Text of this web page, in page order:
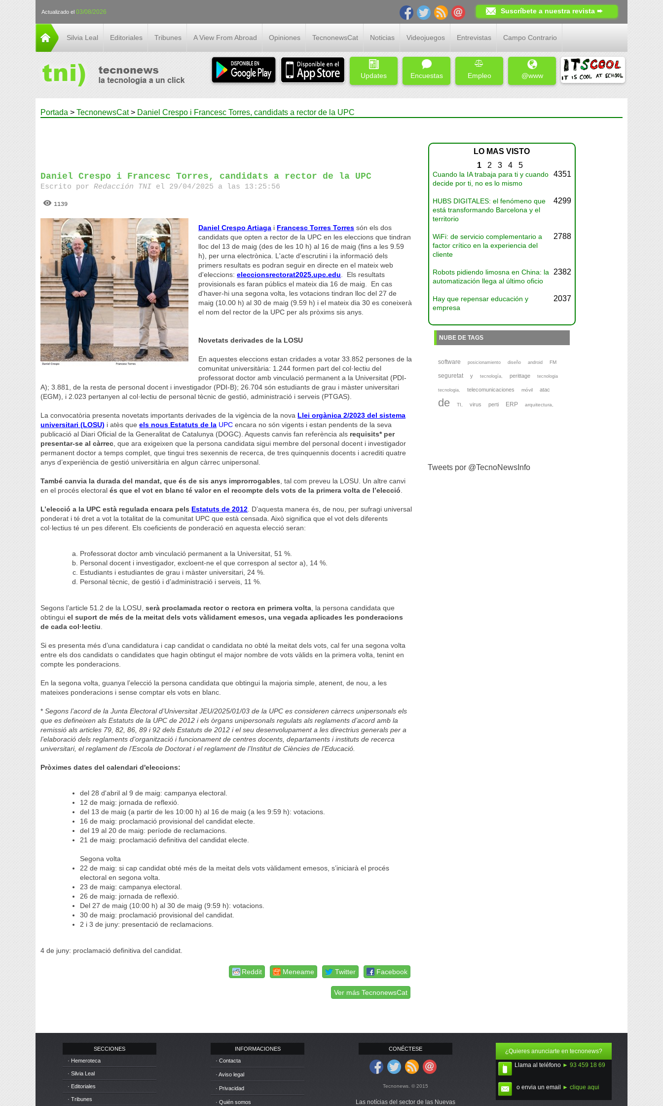
Actualizado el 03/08/2026 Suscríbete a nuestra revista ➨
Silvia Leal Editoriales Tribunes A View From Abroad Opiniones TecnonewsCat Noticias Videojuegos Entrevistas Campo Contrario
Updates Encuestas Empleo @www
Portada > TecnonewsCat > Daniel Crespo i Francesc Torres, candidats a rector de la UPC
Daniel Crespo i Francesc Torres, candidats a rector de la UPC
Escrito porRedacción TNI el 29/04/2025 a las 13:25:56
1139
Daniel Crespo Artiaga i Francesc Torres Torres són els dos
candidats que opten a rector de la UPC en les eleccions que tindran
lloc del 13 de maig (des de les 10 h) al 16 de maig (fins a les 9.59
h), per urna electrònica. L'acte d'escrutini i la informació dels
primers resultats es podran seguir en directe en el mateix web
d'eleccions:eleccionsrectorat2025.upc.edu . Els resultats
provisionals es faran públics el mateix dia 16 de maig. En cas
d'haver-hi una segona volta, les votacions tindran lloc del 27 de
maig (10.00 h) al 30 de maig (9.59 h) i el mateix dia 30 es coneixerà
el nom del rector de la UPC per als pròxims sis anys.
Novetats derivades de la LOSU
En aquestes eleccions estan cridades a votar 33.852 persones de la
comunitat universitària: 1.244 formen part del col·lectiu del
professorat doctor amb vinculació permanent a la Universitat (PDI-
A); 3.881, de la resta de personal docent i investigador (PDI-B); 26.704 són estudiants de grau i màster universitari
(EGM), i 2.023 pertanyen al col·lectiu de personal tècnic de gestió, administració i serveis (PTGAS).
La convocatòria presenta novetats importants derivades de la vigència de la nova Llei orgànica 2/2023 del sistema
universitari (LOSU) i atès queels nous Estatuts de la UPC encara no són vigents i estan pendents de la seva
publicació al Diari Oficial de la Generalitat de Catalunya (DOGC). Aquests canvis fan referència als requisits* per
presentar-se al càrrec , que ara exigeixen que la persona candidata sigui membre del personal docent i investigador
permanent doctor a temps complet, que tingui tres sexennis de recerca, de tres quinquennis docents i acrediti quatre
anys d’experiència de gestió universitària en algun càrrec unipersonal.
També canvia la durada del mandat, que és de sis anys improrrogables , tal com preveu la LOSU. Un altre canvi
en el procés electoralés que el vot en blanc té valor en el recompte dels vots de la primera volta de l’elecció
L’elecció a la UPC està regulada encara pels Estatuts de 2012 . D’aquesta manera és, de nou, per sufragi universal
ponderat i té dret a vot la totalitat de la comunitat UPC que està censada. Això significa que el vot dels diferents
col·lectius té un pes diferent. Els coeficients de ponderació en aquesta elecció seran:
Professorat doctor amb vinculació permanent a la Universitat, 51 %.
Personal docent i investigador, excloent-ne el que correspon al sector a), 14 %.
Estudiants i estudiantes de grau i màster universitari, 24 %.
Personal tècnic, de gestió i d’administració i serveis, 11 %.
Segons l’article 51.2 de la LOSU,serà proclamada rector o rectora en primera volta , la persona candidata que
obtinguiel suport de més de la meitat dels vots vàlidament emesos, una vegada aplicades les ponderacions
de cada col·lectiu
Si es presenta més d’una candidatura i cap candidat o candidata no obté la meitat dels vots, cal fer una segona volta
entre els dos candidats o candidates que hagin obtingut el major nombre de vots vàlids en la primera volta, tenint en
compte les ponderacions.
En la segona volta, guanya l’elecció la persona candidata que obtingui la majoria simple, atenent, de nou, a les
mateixes ponderacions i sense comptar els vots en blanc.
*Segons l’acord de la Junta Electoral d’Universitat JEU/2025/01/03 de la UPC es consideren càrrecs unipersonals els
que es defineixen als Estatuts de la UPC de 2012 i els òrgans unipersonals regulats als reglaments d’acord amb la
remissió als articles 79, 82, 86, 89 i 92 dels Estatuts de 2012 i el seu desenvolupament a les directrius generals per a
l’elaboració dels reglaments d’organització i funcionament de centres docents, departaments i instituts de recerca
universitari, el reglament de l’Escola de Doctorat i el reglament de l’Institut de Ciències de l’Educació.
Pròximes dates del calendari d'eleccions:
del 28 d'abril al 9 de maig: campanya electoral.
12 de maig: jornada de reflexió.
del 13 de maig (a partir de les 10:00 h) al 16 de maig (a les 9:59 h): votacions.
16 de maig: proclamació provisional del candidat electe.
del 19 al 20 de maig: període de reclamacions.
21 de maig: proclamació definitiva del candidat electe.
Segona volta
22 de maig: si cap candidat obté més de la meitat dels vots vàlidament emesos, s’iniciarà el procés
electoral en segona volta.
23 de maig: campanya electoral.
26 de maig: jornada de reflexió.
Del 27 de maig (10:00 h) al 30 de maig (9:59 h): votacions.
30 de maig: proclamació provisional del candidat.
2 i 3 de juny: presentació de reclamacions.
4 de juny: proclamació definitiva del candidat.
Facebook
Twitter
Meneame
Reddit
Ver más TecnonewsCat
LO MAS VISTO
1 2 3 4 5
Cuando la IA trabaja para ti y cuando
decide por ti, no es lo mismo
4351
HUBS DIGITALES: el fenómeno que
está transformando Barcelona y el
territorio
4299
WiFi: de servicio complementario a
factor crítico en la experiencia del
cliente
2788
Robots pidiendo limosna en China: la
automatización llega al último oficio
2382
Hay que repensar educación y
empresa
2037
NUBE DE TAGS
software posicionamiento diseño android FM
seguretat y tecnología, perittage tecnologia
tecnologia, telecomunicaciones móvil atac
de TI, virus perti ERP arquitectura,
Tweets por @TecnoNewsInfo
SECCIONES
· Hemeroteca
· Silvia Leal
· Editoriales
· Tribunes
INFORMACIONES
· Contacta
· Aviso legal
· Privacidad
· Quién somos
CONÉCTESE
Tecnonews. © 2015
Las notícias del sector de las Nuevas
¿Quieres anunciarte en tecnonews?
Llama al teléfono ► 93 459 18 69
o envia un email ► clique aqui